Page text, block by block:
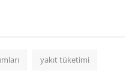
yakıt tüketimi